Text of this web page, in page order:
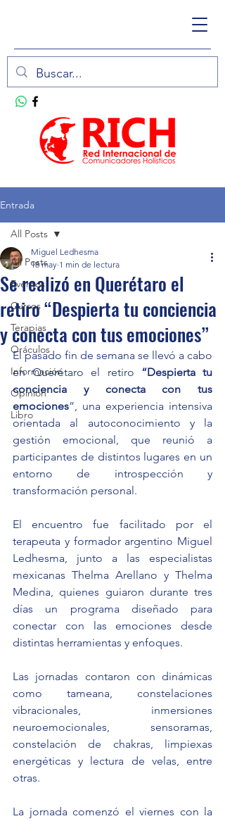
Entrada
All Posts
Eventos
Cursos
Terapias
Oráculos
Información
Opinión
Libro
All Posts
Se realizó en Querétaro el
retiro “Despierta tu conciencia
y conecta con tus emociones”
Miguel Ledhesma
18 may 1 min de lectura
El pasado fin de semana se llevó a cabo
en Querétaro el retiro “Despierta tu
conciencia y conecta con tus
emociones”, una experiencia intensiva
orientada al autoconocimiento y la
gestión emocional, que reunió a
participantes de distintos lugares en un
entorno de introspección y
transformación personal.
El encuentro fue facilitado por el
terapeuta y formador argentino Miguel
Ledhesma, junto a las especialistas
mexicanas Thelma Arellano y Thelma
Medina, quienes guiaron durante tres
días un programa diseñado para
conectar con las emociones desde
distintas herramientas y enfoques.
Las jornadas contaron con dinámicas
como tameana, constelaciones
vibracionales, inmersiones
neuroemocionales, sensoramas,
constelación de chakras, limpiexas
energéticas y lectura de velas, entre
otras.
La jornada comenzó el viernes con la